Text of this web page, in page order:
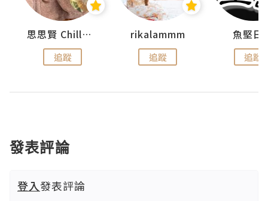
思思賢 ChillMyBabe
追蹤
rikalammm
追蹤
魚堅日
追蹤
發表評論
登入發表評論